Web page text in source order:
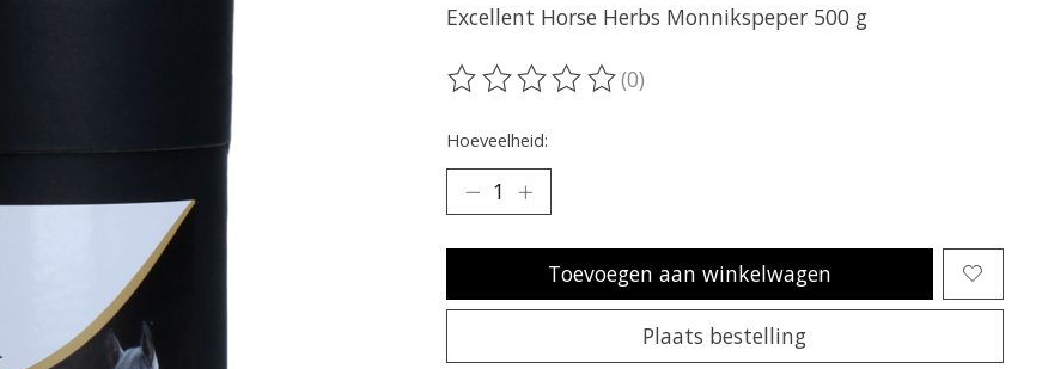
Excellent Horse Herbs Monnikspeper 500 g
De beoordeling van dit product is
(0)
Hoeveelheid:
Toevoegen aan winkelwagen
Plaats bestelling